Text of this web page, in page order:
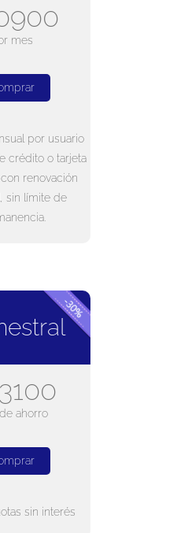
mes
por usuario
crédito o tarjeta
renovación
sin límite de
ahorro
sin interés